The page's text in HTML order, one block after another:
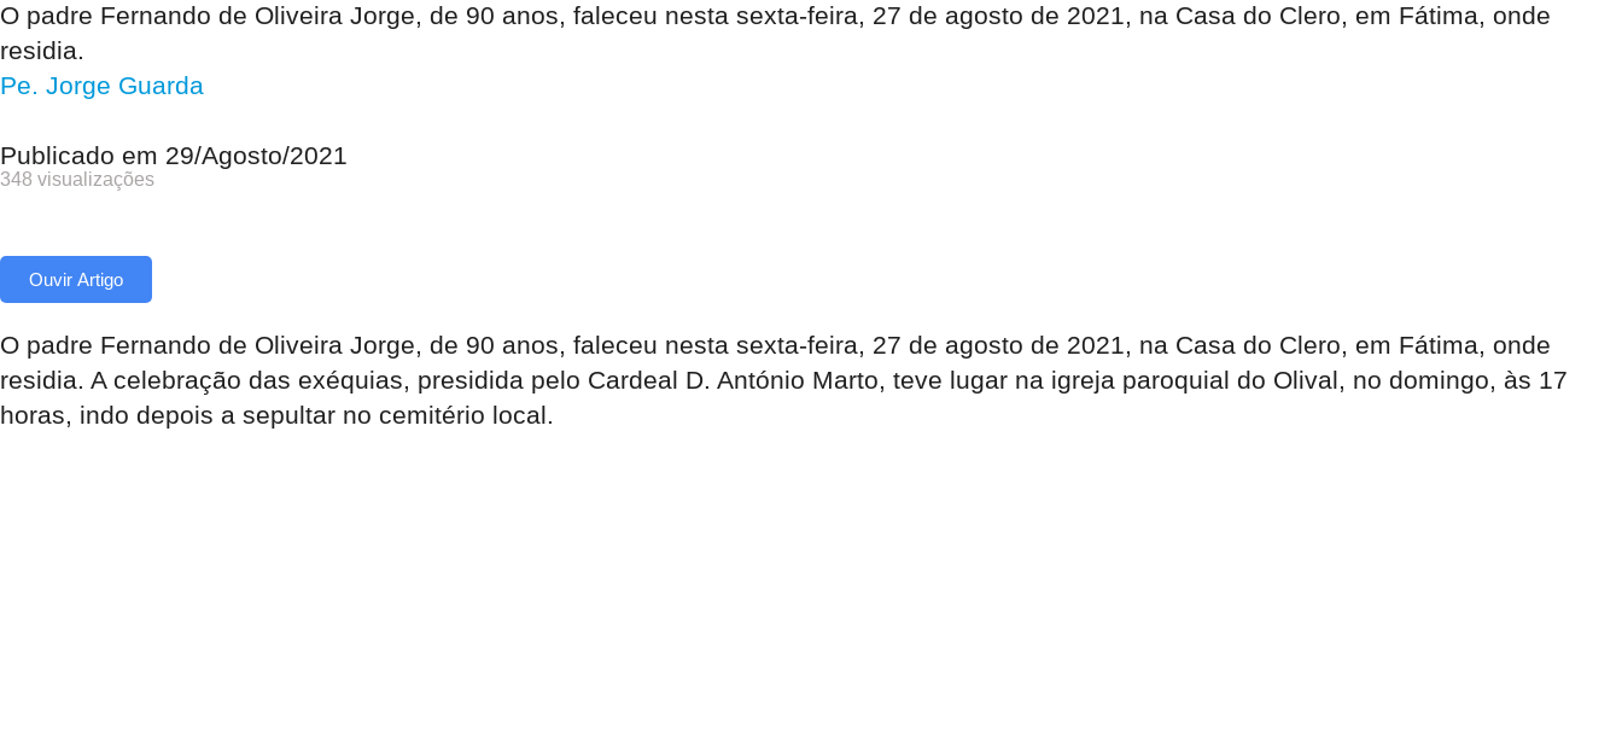
O padre Fernando de Oliveira Jorge, de 90 anos, faleceu nesta sexta-feira, 27 de agosto de 2021, na Casa do Clero, em Fátima, onde
residia.
Pe. Jorge Guarda
Publicado em 29/Agosto/2021
348 visualizações
Ouvir Artigo
O padre Fernando de Oliveira Jorge, de 90 anos, faleceu nesta sexta-feira, 27 de agosto de 2021, na Casa do Clero, em Fátima, onde
residia. A celebração das exéquias, presidida pelo Cardeal D. António Marto, teve lugar na igreja paroquial do Olival, no domingo, às 17
horas, indo depois a sepultar no cemitério local.